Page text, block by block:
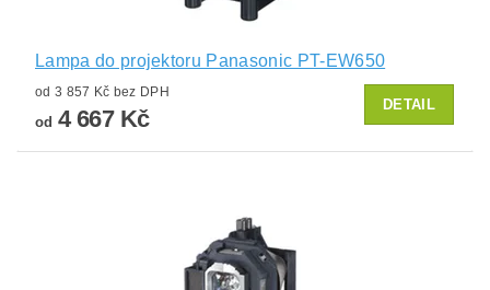
Lampa do projektoru Panasonic PT-EW650
od 3 857 Kč bez DPH
od 4 667 Kč
DETAIL